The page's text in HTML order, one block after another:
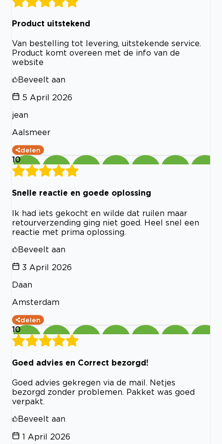
Product uitstekend
Van bestelling tot levering, uitstekende service.
Product komt overeen met de info van de
website
Beveelt aan
5 April 2026
jean
Aalsmeer
delen
10
Snelle reactie en goede oplossing
Ik had iets gekocht en wilde dat ruilen maar
retourverzending ging niet goed. Heel snel een
reactie met prima oplossing.
Beveelt aan
3 April 2026
Daan
Amsterdam
delen
10
Goed advies en Correct bezorgd!
Goed advies gekregen via de mail. Netjes
bezorgd zonder problemen. Pakket was goed
verpakt.
Beveelt aan
1 April 2026